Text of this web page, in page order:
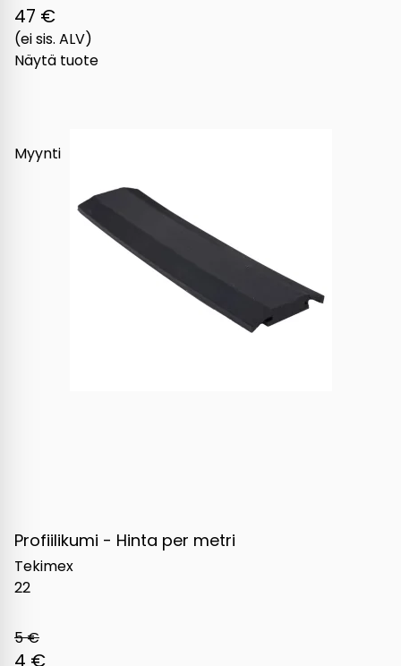
47 €
(ei sis. ALV)
Näytä tuote
Myynti
Profiilikumi - Hinta per metri
Tekimex
22
5 €
4 €